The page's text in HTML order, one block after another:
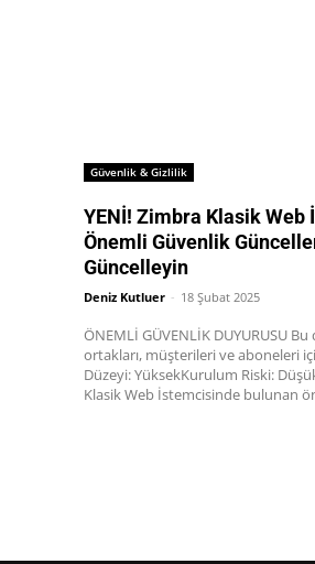
Güvenlik & Gizlilik
YENİ! Zimbra Klasik
Önemli Güvenlik
Güncelleyin
Deniz Kutluer - 18 Şubat 2025
ÖNEMLİ GÜVENLİK DUYURUSU Bu duyuru tüm Zimbra
ortakları, müşterileri ve aboneleri için
Düzeyi: YüksekKurulum Riski: Düşük Bu güncelleme,
Klasik Web İstemcisinde bulunan